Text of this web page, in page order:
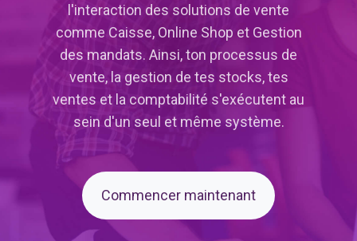
l'interaction des solutions de vente
comme Caisse, Online Shop et Gestion
des mandats. Ainsi, ton processus de
vente, la gestion de tes stocks, tes
ventes et la comptabilité s'exécutent au
sein d'un seul et même système.
Commencer maintenant